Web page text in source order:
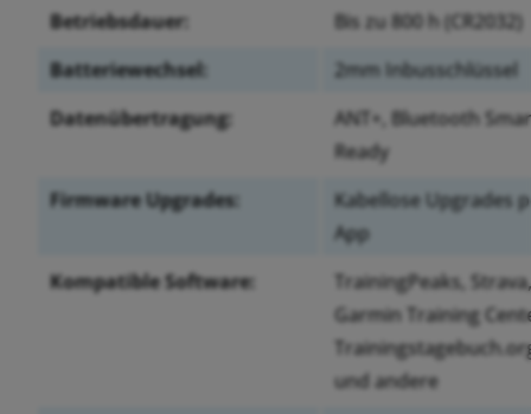
Betriebsdauer:
Bis zu 800 h (CR2032)
Batteriewechsel:
2mm Inbusschlüssel
Datenübertragung:
ANT+, Bluetooth
Ready
Firmware Upgrades:
Kabellose Upgrades
App
Kompatible Software:
TrainingPeaks, Strava,
Garmin Training
und andere